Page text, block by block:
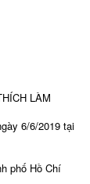
LÀM
6/6/2019 tại
phố Hồ Chí